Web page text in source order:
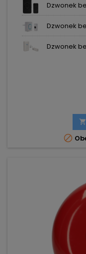
Dzwonek
Dzwonek
Dzwonek

